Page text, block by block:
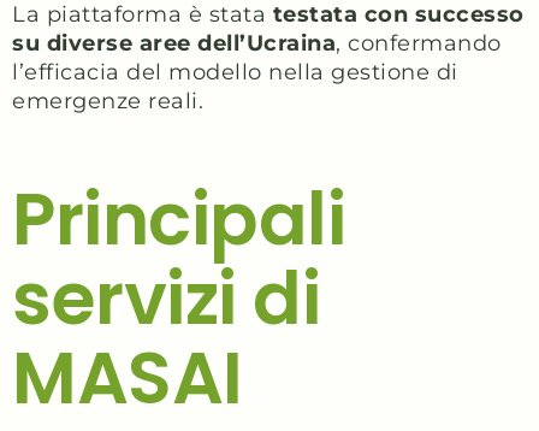
La piattaforma è stata testata con successo
su diverse aree dell’Ucraina, confermando
l’efficacia del modello nella gestione di
emergenze reali.
Principali
servizi di
MASAI